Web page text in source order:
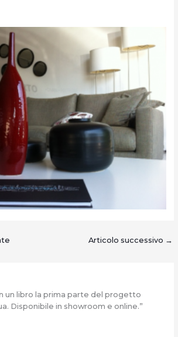
Articolo successivo →
un libro la prima parte del progetto
Disponibile in showroom e online.”